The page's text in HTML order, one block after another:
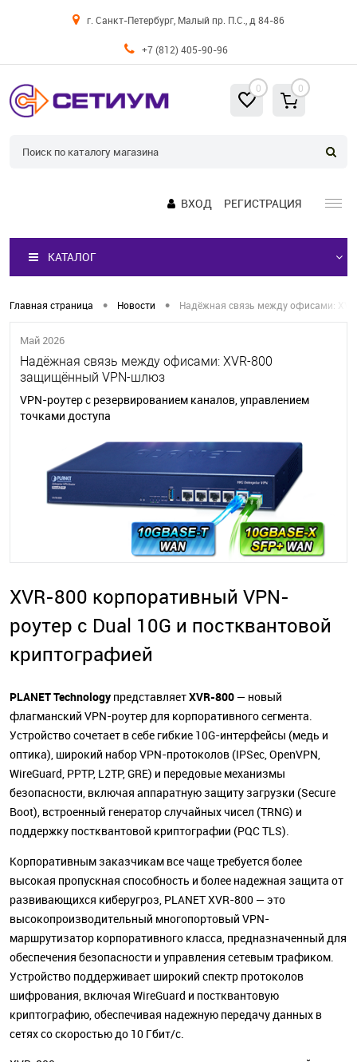
г. Санкт-Петербург, Малый пр. П.С., д 84-86
+7 (812) 405-90-96
0 0
ВХОД РЕГИСТРАЦИЯ
КАТАЛОГ
Главная страница • Новости • Надёжная связь между офисами:
Май 2026
Надёжная связь между офисами: XVR-800
защищённый VPN-шлюз
VPN-роутер с резервированием каналов, управлением
точками доступа
XVR-800 корпоративный VPN-
роутер с Dual 10G и постквантовой
криптографией
PLANET Technology представляетXVR-800 — новый
флагманский VPN-роутер для корпоративного сегмента.
Устройство сочетает в себе гибкие 10G-интерфейсы (медь и
оптика), широкий набор VPN-протоколов (IPSec, OpenVPN,
WireGuard, PPTP, L2TP, GRE) и передовые механизмы
безопасности, включая аппаратную защиту загрузки (Secure
Boot), встроенный генератор случайных чисел (TRNG) и
поддержку постквантовой криптографии (PQC TLS).
Корпоративным заказчикам все чаще требуется более
высокая пропускная способность и более надежная защита от
развивающихся киберугроз, PLANET XVR-800 — это
высокопроизводительный многопортовый VPN-
маршрутизатор корпоративного класса, предназначенный для
обеспечения безопасности и управления сетевым трафиком.
Устройство поддерживает широкий спектр протоколов
шифрования, включая WireGuard и постквантовую
криптографию, обеспечивая надежную передачу данных в
сетях со скоростью до 10 Гбит/с.